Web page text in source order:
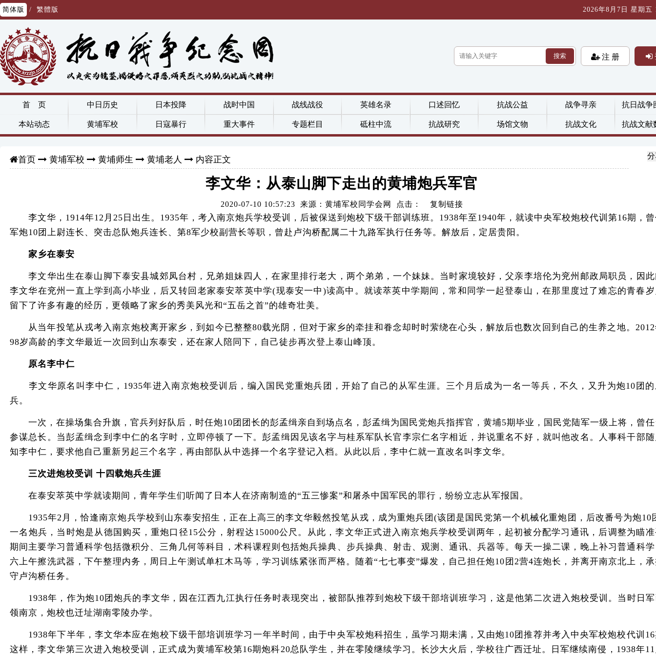
简体版 / 繁體版 2026年8月7日 星期五
搜索 注 册
首 页 中日历史 日本投降 战时中国 战线战役 英雄名录 口述回忆 抗战公益 战争寻亲 抗日战争
本站动态 黄埔军校 日寇暴行 重大事件 专题栏目 砥柱中流 抗战研究 场馆文物 抗战文化 抗战文献
首页 黄埔军校 黄埔师生 黄埔老人 内容正文
李文华：从泰山脚下走出的黄埔炮兵军官
2020-07-10 10:57:23 来源：黄埔军校同学会网 点击： 复制链接
李文华，1914年12月25日出生。1935年，考入南京炮兵学校受训，后被保送到炮校下级干部训练班。1938年至1940年，就读中央军校炮校代训第16期，
军炮10团上尉连长、突击总队炮兵连长、第8军少校副营长等职，曾赴卢沟桥配属二十九路军执行任务等。解放后，定居贵阳。
家乡在泰安
李文华出生在泰山脚下泰安县城郊凤台村，兄弟姐妹四人，在家里排行老大，两个弟弟，一个妹妹。当时家境较好，父亲李培伦为兖州邮政局职员，因
李文华在兖州一直上学到高小毕业，后又转回老家泰安萃英中学(现泰安一中)读高中。就读萃英中学期间，常和同学一起登泰山，在那里度过了难忘的青春
留下了许多有趣的经历，更领略了家乡的秀美风光和“五岳之首”的雄奇壮美。
从当年投笔从戎考入南京炮校离开家乡，到如今已整整80载光阴，但对于家乡的牵挂和眷念却时时萦绕在心头，解放后也数次回到自己的生养之地。
98岁高龄的李文华最近一次回到山东泰安，还在家人陪同下，自己徒步再次登上泰山峰顶。
原名李中仁
李文华原名叫李中仁，1935年进入南京炮校受训后，编入国民党重炮兵团，开始了自己的从军生涯。三个月后成为一名一等兵，不久，又升为炮10团
兵。
一次，在操场集合升旗，官兵列好队后，时任炮10团团长的彭孟缉亲自到场点名，彭孟缉为国民党炮兵指挥官，黄埔5期毕业，国民党陆军一级上将，曾
参谋总长。当彭孟缉念到李中仁的名字时，立即停顿了一下。彭孟缉因见该名字与桂系军队长官李宗仁名字相近，并说重名不好，就叫他改名。人事科干部
知李中仁，要求他自己重新另起三个名字，再由部队从中选择一个名字登记入档。从此以后，李中仁就一直改名叫李文华。
三次进炮校受训 十四载炮兵生涯
在泰安萃英中学就读期间，青年学生们听闻了日本人在济南制造的“五三惨案”和屠杀中国军民的罪行，纷纷立志从军报国。
1935年2月，恰逢南京炮兵学校到山东泰安招生，正在上高三的李文华毅然投笔从戎，成为重炮兵团(该团是国民党第一个机械化重炮团，后改番号为炮10
一名炮兵，当时炮是从德国购买，重炮口径15公分，射程达15000公尺。从此，李文华正式进入南京炮兵学校受训两年，起初被分配学习通讯，后调整为瞄
期间主要学习普通科学包括微积分、三角几何等科目，术科课程则包括炮兵操典、步兵操典、射击、观测、通讯、兵器等。每天一操二课，晚上补习普通科
六上午擦洗武器，下午整理内务，周日上午测试单杠木马等，学习训练紧张而严格。随着“七七事变”爆发，自己担任炮10团2营4连炮长，并离开南京北上，
守卢沟桥任务。
1938年，作为炮10团炮兵的李文华，因在江西九江执行任务时表现突出，被部队推荐到炮校下级干部培训班学习，这是他第二次进入炮校受训。当时日
领南京，炮校也迁址湖南零陵办学。
1938年下半年，李文华本应在炮校下级干部培训班学习一年半时间，由于中央军校炮科招生，虽学习期未满，又由炮10团推荐并考入中央军校炮校代训
这样，李文华第三次进入炮校受训，正式成为黄埔军校第16期炮科20总队学生，并在零陵继续学习。长沙大火后，学校往广西迁址。日军继续南侵，1938年